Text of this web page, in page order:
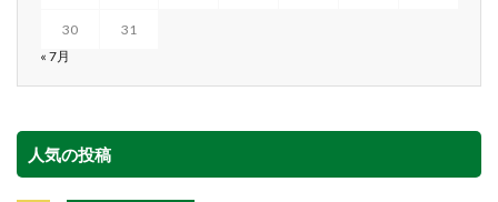
30
31
« 7月
人気の投稿